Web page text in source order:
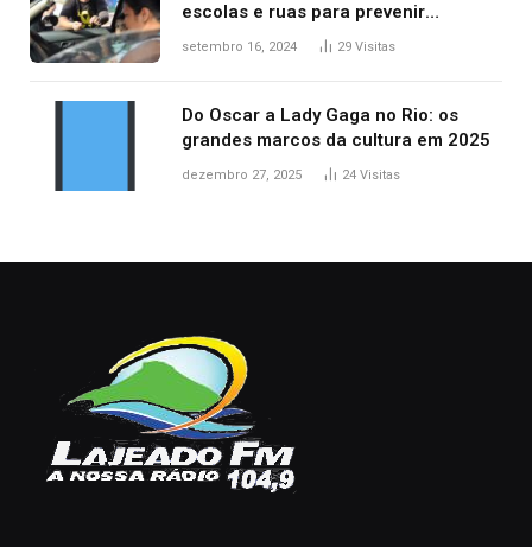
escolas e ruas para prevenir
acidentes no trânsito no AP
setembro 16, 2024 29 Visitas
Do Oscar a Lady Gaga no Rio: os
grandes marcos da cultura em 2025
dezembro 27, 2025 24 Visitas